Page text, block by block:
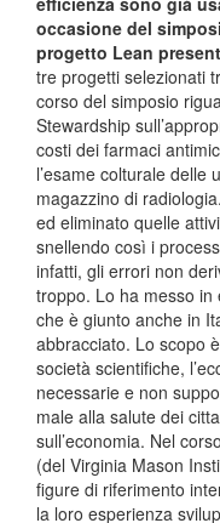
occasione del
progetto Lean
tre progetti selezionati
corso del simposio
Stewardship
costi dei farmaci
l’esame colturale delle
magazzino di
ed eliminato quelle
snellendo così i
infatti, gli errori non
troppo. Lo ha messo in
che è giunto anche in
abbracciato. Lo scopo
società scientifiche,
necessarie e non
male alla salute dei
sull’economia. Nel
(del Virginia Mason
figure di riferimento
la loro esperienza